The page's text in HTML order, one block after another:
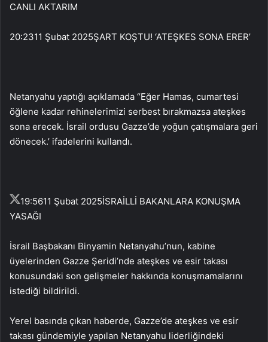
CANLI AKTARIM
20:2311 Şubat 2025ŞART KOŞTU! ‘ATEŞKES SONA ERER’
Netanyahu yaptığı açıklamada “Eğer Hamas, cumartesi
öğlene kadar rehinelerimizi serbest bırakmazsa ateşkes
sona erecek. İsrail ordusu Gazze’de yoğun çatışmalara geri
dönecek.’ ifadelerini kullandı.
19:5611 Şubat 2025İSRAİLLİ BAKANLARA KONUŞMA
YASAĞI
İsrail Başbakanı Binyamin Netanyahu’nun, kabine
üyelerinden Gazze Şeridi’nde ateşkes ve esir takası
konusundaki son gelişmeler hakkında konuşmamalarını
istediği bildirildi.
Yerel basında çıkan haberde, Gazze’de ateşkes ve esir
takası gündemiyle yapılan Netanyahu liderliğindeki